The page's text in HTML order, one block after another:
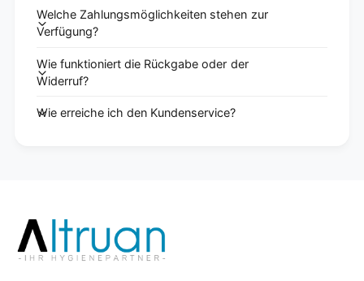
Welche Zahlungsmöglichkeiten stehen zur
Verfügung?
Wie funktioniert die Rückgabe oder der
Widerruf?
Wie erreiche ich den Kundenservice?